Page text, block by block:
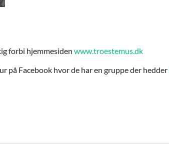
forbi hjemmesiden www.troestemus.dk
på Facebook hvor de har en gruppe der hedder